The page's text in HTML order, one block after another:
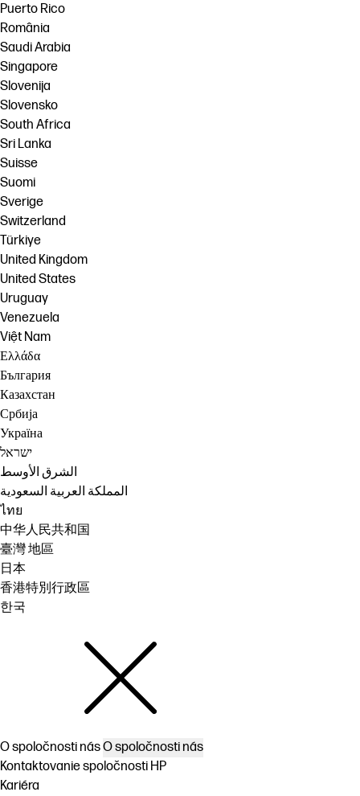
Puerto Rico
România
Saudi Arabia
Singapore
Slovenija
Slovensko
South Africa
Sri Lanka
Suisse
Suomi
Sverige
Switzerland
Türkiye
United Kingdom
United States
Uruguay
Venezuela
Việt Nam
Ελλάδα
България
Казахстан
Србија
Україна
ישראל
الشرق الأوسط
المملكة العربية السعودية
ไทย
中华人民共和国
臺灣 地區
日本
香港特別行政區
한국
O spoločnosti násO spoločnosti nás
Kontaktovanie spoločnosti HP
Kariéra